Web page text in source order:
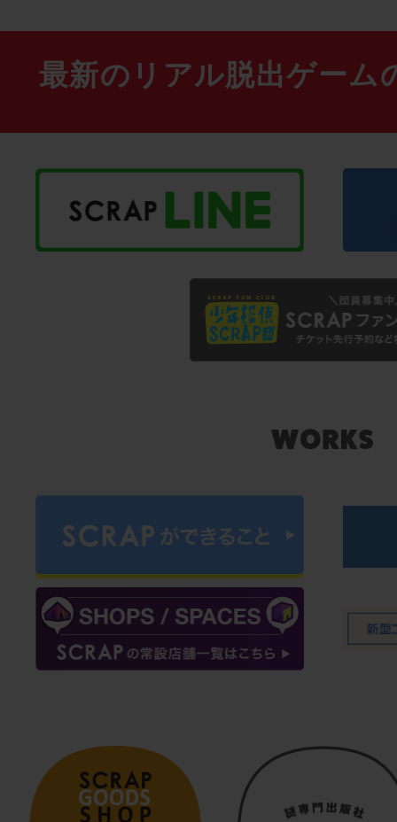
最新のリアル脱出ゲーム